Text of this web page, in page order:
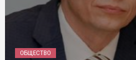
ОБЩЕСТВО